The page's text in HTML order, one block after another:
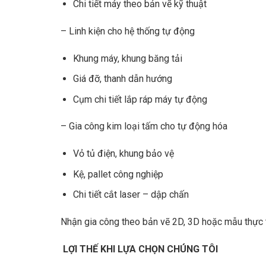
Chi tiết máy theo bản vẽ kỹ thuật
– Linh kiện cho hệ thống tự động
Khung máy, khung băng tải
Giá đỡ, thanh dẫn hướng
Cụm chi tiết lắp ráp máy tự động
– Gia công kim loại tấm cho tự động hóa
Vỏ tủ điện, khung bảo vệ
Kệ, pallet công nghiệp
Chi tiết cắt laser – dập chấn
Nhận gia công theo bản vẽ 2D, 3D hoặc mẫu thực
LỢI THẾ KHI LỰA CHỌN CHÚNG TÔI